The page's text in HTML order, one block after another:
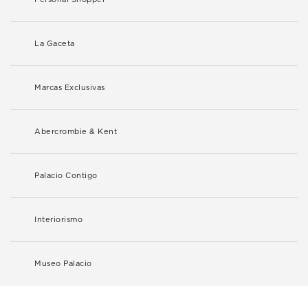
La Gaceta
Marcas Exclusivas
Abercrombie & Kent
Palacio Contigo
Interiorismo
Museo Palacio